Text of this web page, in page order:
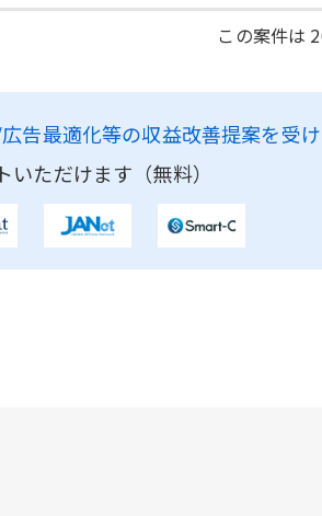
この案件は
告最適化等の収益改善提案を受
ただけます（無料）